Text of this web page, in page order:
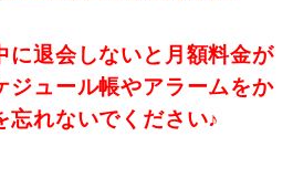
退会しないと月額料金が
ジュール帳やアラームをか
忘れないでください♪